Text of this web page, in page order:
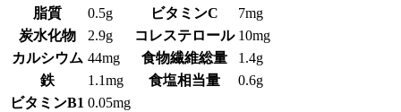
脂質
0.5g ビタミンC
7mg
炭水化物
2.9g コレステロール 10mg
カルシウム 44mg 食物繊維総量
1.4g
鉄
1.1mg 食塩相当量
0.6g
ビタミンB1 0.05mg